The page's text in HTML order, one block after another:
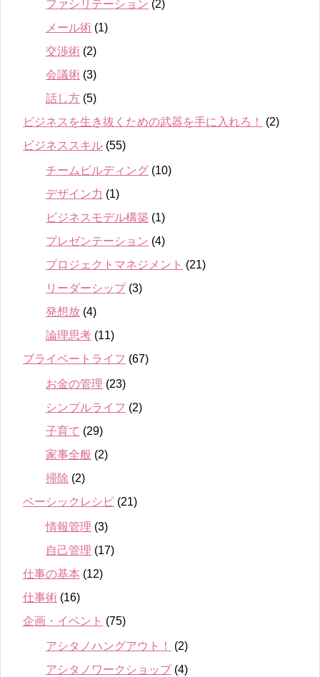
ファシリテーション (2)
メール術 (1)
交渉術 (2)
会議術 (3)
話し方 (5)
ビジネスを生き抜くための武器を手に入れろ！
(2)
ビジネススキル (55)
チームビルディング (10)
デザイン力 (1)
ビジネスモデル構築 (1)
プレゼンテーション (4)
プロジェクトマネジメント (21)
リーダーシップ(3)
発想放 (4)
論理思考 (11)
プライベートライフ (67)
お金の管理 (23)
シンプルライフ (2)
子育て (29)
家事全般 (2)
掃除 (2)
ベーシックレシピ (21)
情報管理 (3)
自己管理 (17)
仕事の基本 (12)
仕事術 (16)
企画・イベント (75)
アシタノハングアウト！
(2)
アシタノワークショップ(4)